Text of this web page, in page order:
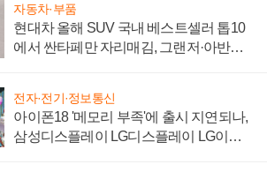
자동차·부품
현대차 올해 SUV 국내 베스트셀러 톱10
에서 싼타페만 자리매김, 그랜저·아반떼
전자·전기·정보통신
아이폰18 '메모리 부족'에 출시 지연되나,
삼성디스플레이 LG디스플레이 LG이노